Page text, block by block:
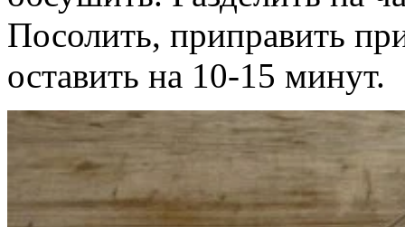
Посолить, приправить
оставить на 10-15 минут.